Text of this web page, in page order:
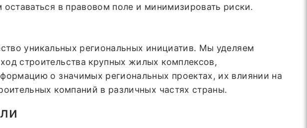
в правовом поле и минимизировать риски.
уникальных региональных инициатив. Мы уделяем
строительства крупных жилых комплексов,
о значимых региональных проектах, их влиянии на
компаний в различных частях страны.